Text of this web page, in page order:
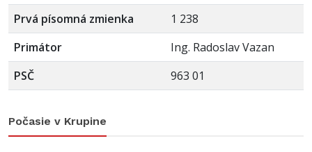
Prvá písomná zmienka
1 238
Primátor
Ing. Radoslav Vazan
PSČ
963 01
Počasie v Krupine